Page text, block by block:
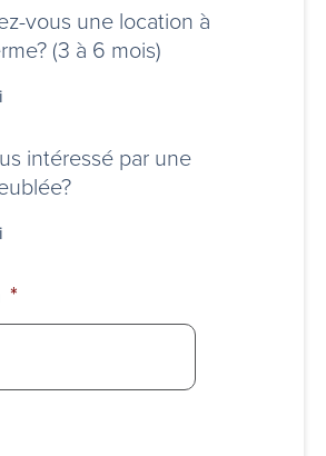
vous une location à
(3 à 6 mois)
intéressé par une
*